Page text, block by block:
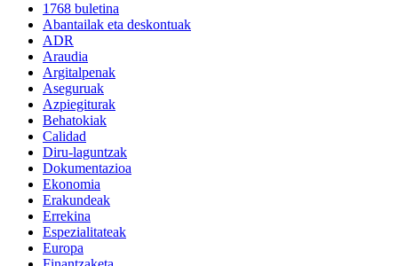
1768 buletina
Abantailak eta deskontuak
ADR
Araudia
Argitalpenak
Aseguruak
Azpiegiturak
Behatokiak
Calidad
Diru-laguntzak
Dokumentazioa
Ekonomia
Erakundeak
Errekina
Espezialitateak
Europa